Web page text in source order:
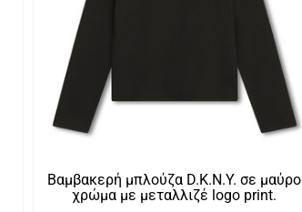
Βαμβακερή μπλούζα D.K.N.Y. σε μαύρο
χρώμα με μεταλλιζέ logo print.